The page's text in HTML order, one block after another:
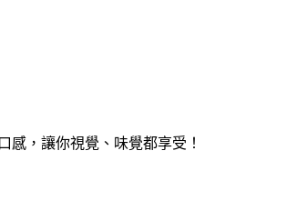
，讓你視覺、味覺都享受！